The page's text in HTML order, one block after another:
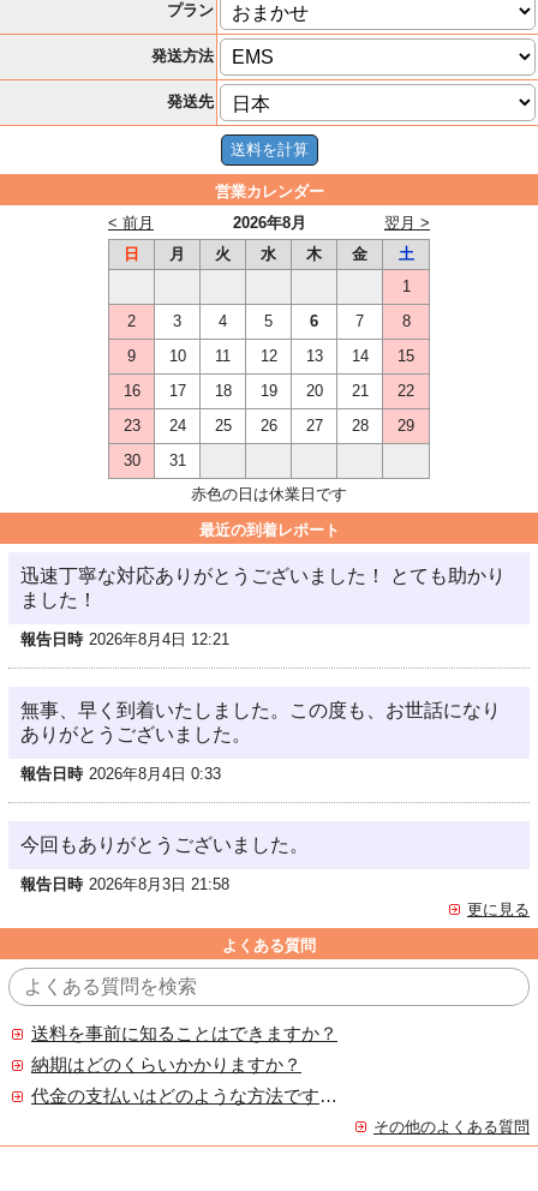
プラン
発送方法
発送先
営業カレンダー
2026年8月
< 前月
翌月 >
日
月 火 水 木 金
土
1
2
3 4 5 6 7
8
9
10 11 12 13 14
15
16
17 18 19 20 21
22
23
24 25 26 27 28
29
30
31
赤色の日は休業日です
最近の到着レポート
迅速丁寧な対応ありがとうございました！ とても助かり
ました！
報告日時 2026年8月4日 12:21
無事、早く到着いたしました。この度も、お世話になり
ありがとうございました。
報告日時 2026年8月4日 0:33
今回もありがとうございました。
報告日時 2026年8月3日 21:58
更に見る
よくある質問
送料を事前に知ることはできますか？
納期はどのくらいかかりますか？
代金の支払いはどのような方法ですか？
その他のよくある質問